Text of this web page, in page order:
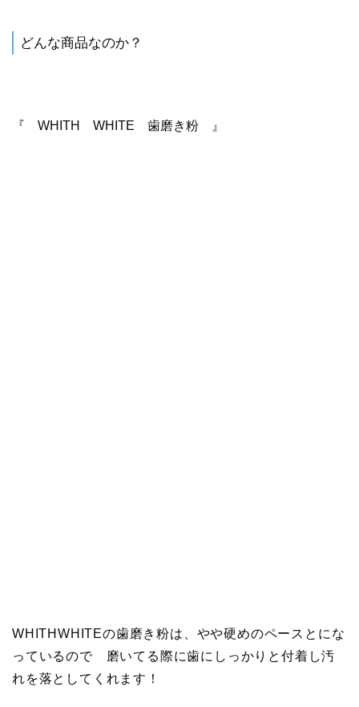
どんな商品なのか？
『 WHITH WHITE 歯磨き粉 』
WHITHWHITEの歯磨き粉は、やや硬めのペースとにな
っているので 磨いてる際に歯にしっかりと付着し汚
れを落としてくれます！